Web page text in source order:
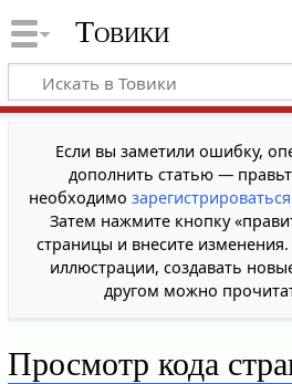
Товики
Если вы заметили ошибку,
дополнить статью —
необходимо зарегистрироваться
Затем нажмите кнопку
страницы и внесите
иллюстрации, создавать
другом можно
Просмотр кода